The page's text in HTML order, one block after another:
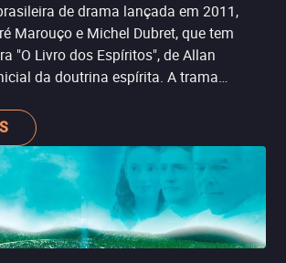
de drama lançada em 2011,
Marouço e Michel Dubret, que tem
"O Livro dos Espíritos", de Allan
da doutrina espírita. A trama
Alves, um psiquiatra e professor
após perder a esposa para o câncer e
enfrenta uma profunda crise
o suicídio como saída. Nesse
um exemplar de "O Livro dos
uma jornada de autoconhecimento e
explorando os grandes enigmas da
a origem e o destino da alma, e a